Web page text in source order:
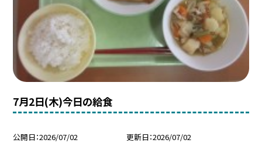
7月2日(木)今日の給食
公開日 2026/07/02 更新日 2026/07/02